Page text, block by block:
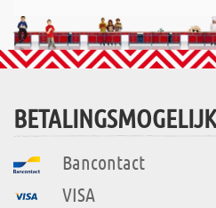
Bancontact
VISA